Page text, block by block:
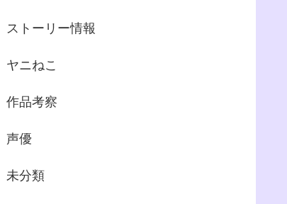
ストーリー情報
ヤニねこ
作品考察
声優
未分類